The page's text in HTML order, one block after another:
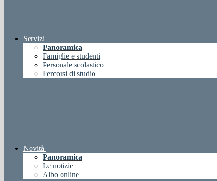
Servizi
Panoramica
Famiglie e studenti
Personale scolastico
Percorsi di studio
Novità
Panoramica
Le notizie
Albo online